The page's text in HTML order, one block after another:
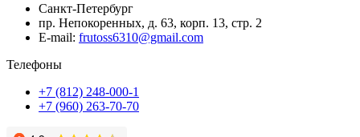
Санкт-Петербург
пр. Непокоренных, д. 63, корп. 13, стр. 2
E-mail: frutoss6310@gmail.com
Телефоны
+7 (812) 248-000-1
+7 (960) 263-70-70